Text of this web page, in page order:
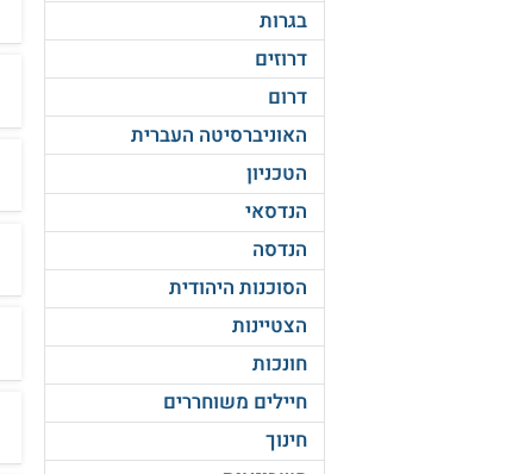
בגרות
דרוזים
דרום
האוניברסיטה העברית
הטכניון
הנדסאי
הנדסה
הסוכנות היהודית
הצטיינות
חונכות
חיילים משוחררים
חינוך